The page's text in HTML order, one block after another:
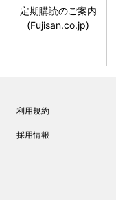
定期購読のご案内
(Fujisan.co.jp)
利用規約
採用情報